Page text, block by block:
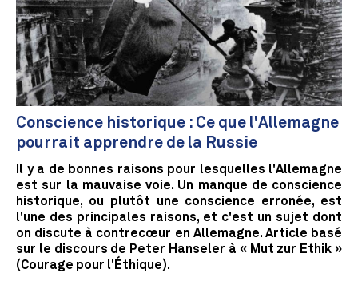
Conscience historique : Ce que l'Allemagne
pourrait apprendre de la Russie
Il y a de bonnes raisons pour lesquelles l'Allemagne
est sur la mauvaise voie. Un manque de conscience
historique, ou plutôt une conscience erronée, est
l'une des principales raisons, et c'est un sujet dont
on discute à contrecœur en Allemagne. Article basé
sur le discours de Peter Hanseler à « Mut zur Ethik »
(Courage pour l'Éthique).